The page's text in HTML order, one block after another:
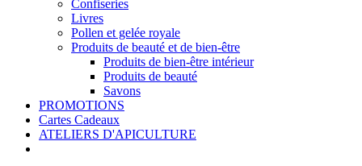
Confiseries
Livres
Pollen et gelée royale
Produits de beauté et de bien-être
Produits de bien-être intérieur
Produits de beauté
Savons
PROMOTIONS
Cartes Cadeaux
ATELIERS D'APICULTURE